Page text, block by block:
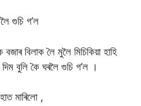
গুচি গ’ল
বিলাক লৈ মুলৈ মিচিকিয়া হাহি
বুলি কৈ ঘৰলৈ গুচি গ’ল ।
মাৰিলো ,